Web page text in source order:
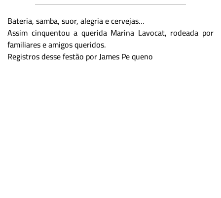
Bateria, samba, suor, alegria e cervejas…
Assim cinquentou a querida Marina Lavocat, rodeada por
familiares e amigos queridos.
Registros desse festão por James Pe queno